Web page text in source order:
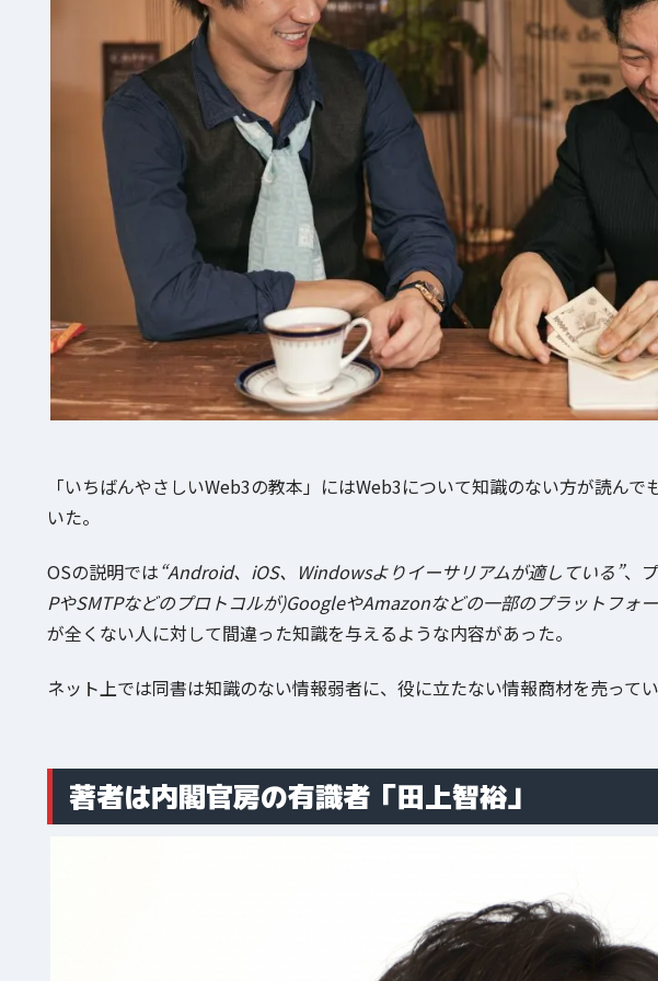
「いちばんやさしいWeb3の教本」にはWeb3について知識のない方が読ん
いた。
OSの説明では“Android、iOS、Windowsよりイーサリアムが適している”、
PやSMTPなどのプロトコルが)GoogleやAmazonなどの一部のプラットフォ
が全くない人に対して間違った知識を与えるような内容があった。
ネット上では同書は知識のない情報弱者に、役に立たない情報商材を売って
著者は内閣官房の有識者「田上智裕」